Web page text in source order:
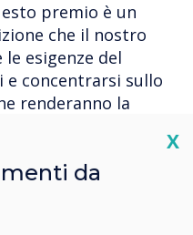
premio è un
che il nostro
esigenze del
concentrarsi sullo
renderanno la
man mano che
nel tempo".
X
da